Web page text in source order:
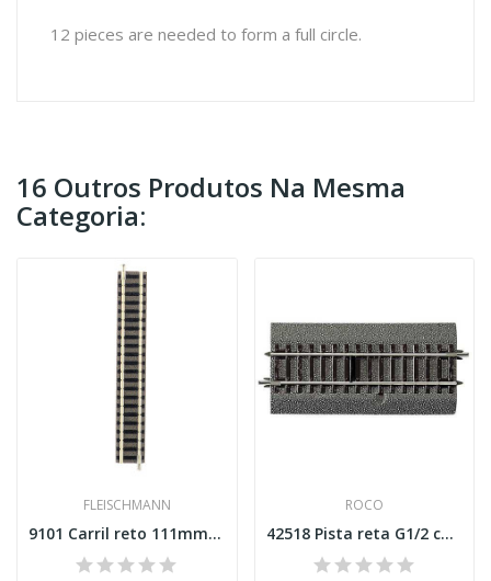
12 pieces are needed to form a full circle.
16 Outros Produtos Na Mesma
Categoria:
FLEISCHMANN
9101 Carril reto 111mm Esc. N
ROCO
42518 Pista reta G1/2 com contacto de comutação...